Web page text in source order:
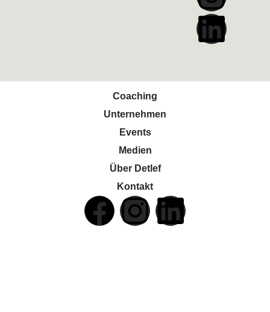
Coaching
Unternehmen
Events
Medien
Über Detlef
Kontakt